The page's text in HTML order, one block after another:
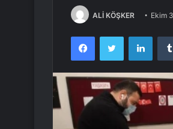
ALİ KÖŞKER Ekim
FacebookTwitter